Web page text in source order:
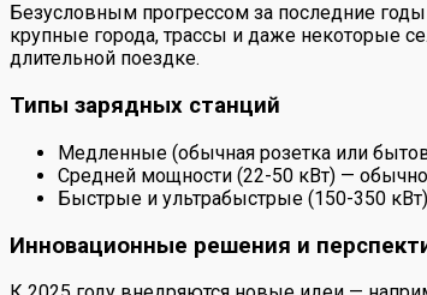
Безусловным прогрессом за последние
крупные города, трассы и даже некоторые
длительной поездке.
Типы зарядных станций
Медленные (обычная розетка или
Средней мощности (22-50 кВт) — обычно
Быстрые и ультрабыстрые (150-350
Инновационные решения и